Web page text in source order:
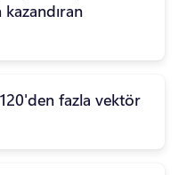
fazla vektör